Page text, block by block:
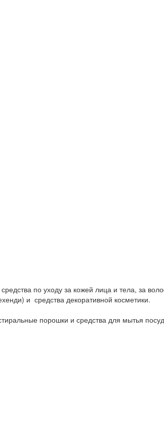
по уходу за кожей лица и тела, за
и средства декоративной косметики.
порошки и средства для мытья